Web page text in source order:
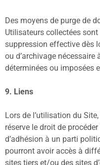
Des moyens de purge de
Utilisateurs collectées
suppression effective dès
ou d’archivage
déterminées ou imposées
9. Liens
Lors de l’utilisation du
réserve le droit de
d’adhésion à un parti
pourront avoir accès à
sites tiers et/ou des sites